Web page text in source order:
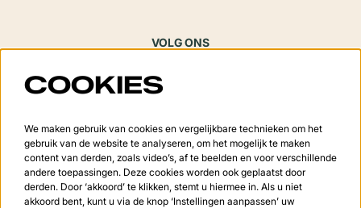
VOLG ONS
Meld je aan voor de nieuwsbrief
Aanmelden
COOKIES
We maken gebruik van cookies en vergelijkbare technieken om het
gebruik van de website te analyseren, om het mogelijk te maken
content van derden, zoals video’s, af te beelden en voor verschillende
andere toepassingen. Deze cookies worden ook geplaatst door
derden. Door ‘akkoord’ te klikken, stemt u hiermee in. Als u niet
akkoord bent, kunt u via de knop ‘Instellingen aanpassen’ uw